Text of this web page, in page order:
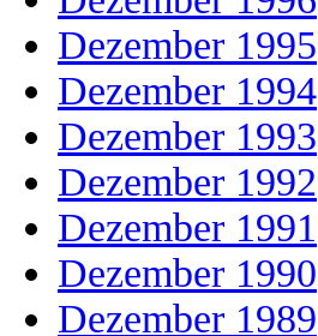
Dezember 1995
Dezember 1994
Dezember 1993
Dezember 1992
Dezember 1991
Dezember 1990
Dezember 1989